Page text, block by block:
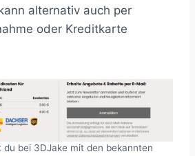
alternativ auch per
oder Kreditkarte
du bei 3DJake mit den bekannten